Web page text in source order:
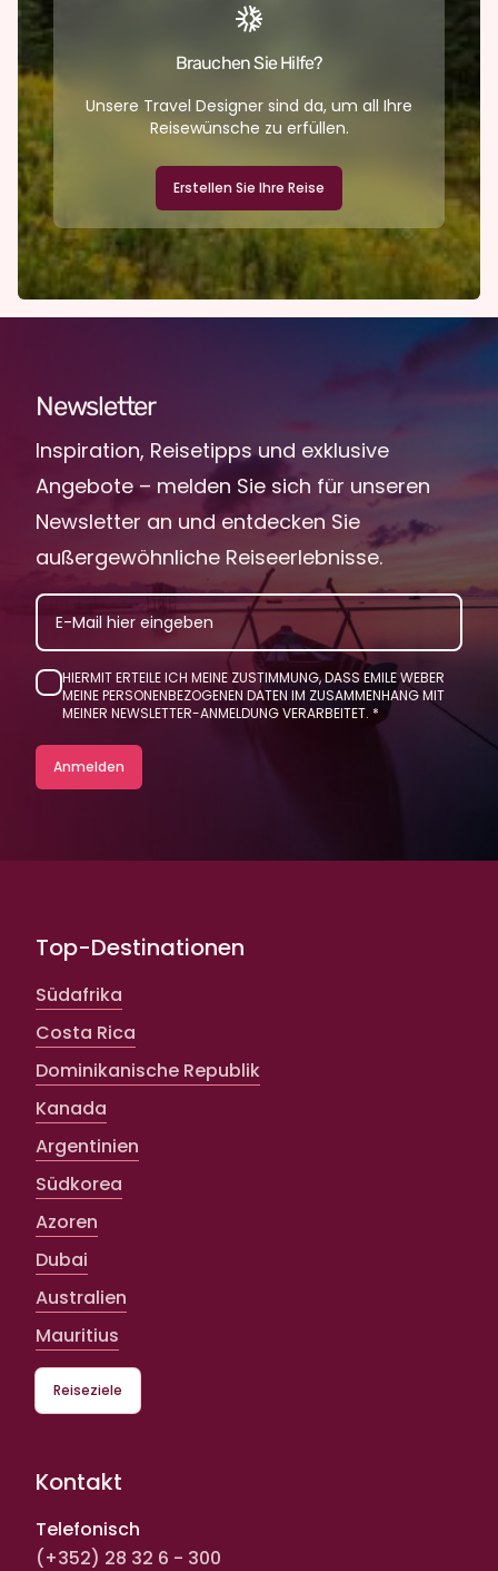
Brauchen Sie Hilfe?
Unsere Travel Designer sind da, um all Ihre
Reisewünsche zu erfüllen.
Erstellen Sie Ihre Reise
Newsletter
Inspiration, Reisetipps und exklusive
Angebote – melden Sie sich für unseren
Newsletter an und entdecken Sie
außergewöhnliche Reiseerlebnisse.
EMAIL
HIERMIT ERTEILE ICH MEINE ZUSTIMMUNG, DASS EMILE WEBER
MEINE PERSONENBEZOGENEN DATEN IM ZUSAMMENHANG MIT
MEINER NEWSLETTER-ANMELDUNG VERARBEITET.
Top-Destinationen
Südafrika
Costa Rica
Dominikanische Republik
Kanada
Argentinien
Südkorea
Azoren
Dubai
Australien
Mauritius
Reiseziele
Kontakt
Telefonisch
(+352) 28 32 6 - 300